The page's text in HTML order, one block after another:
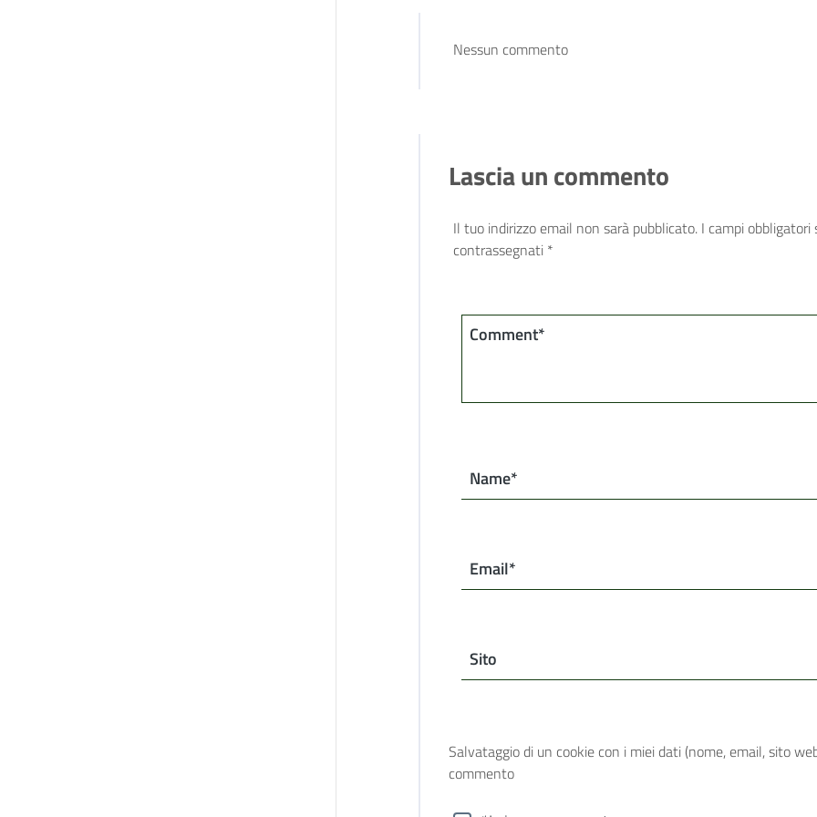
Nessun commento
Lascia un commento
Il tuo indirizzo email non sarà pubblicato. I campi obbligatori
contrassegnati *
Comment*
Name*
Email*
Sito
Salvataggio di un cookie con i miei dati (nome, email, sito
commento